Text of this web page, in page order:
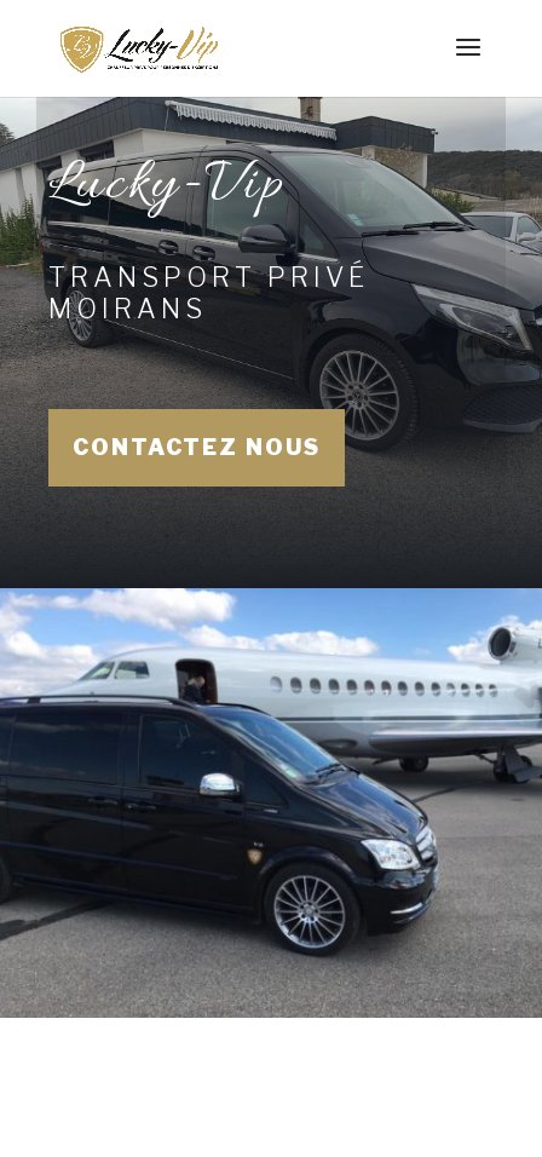
Lucky-Vip
TRANSPORT PRIVÉ
MOIRANS
CONTACTEZ NOUS